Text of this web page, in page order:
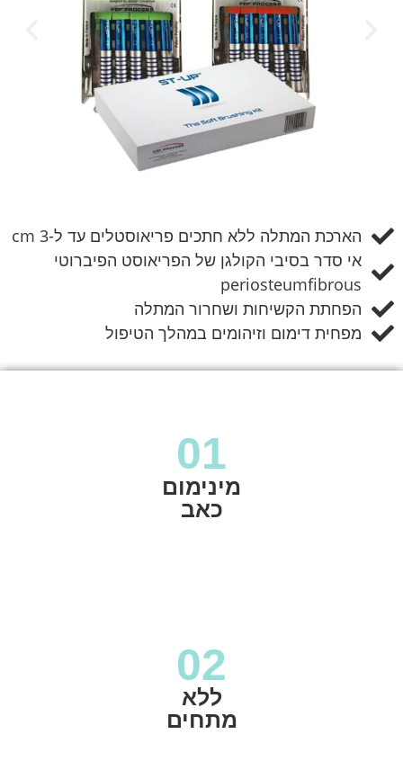
הארכת המתלה ללא חתכים פריאוסטלים עד ל-3 cm
אי סדר בסיבי הקולגן של הפריאוסט הפיברוטי
periosteumfibrous
הפחתת הקשיחות ושחרור המתלה
מפחית דימום וזיהומים במהלך הטיפול
01
מינימום
כאב
02
ללא
מתחים